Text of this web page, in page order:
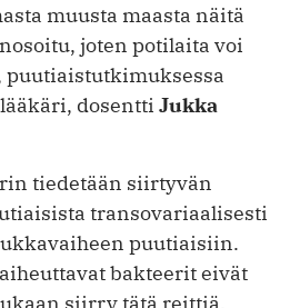
muusta maasta näitä
joten potilaita voi
puutiaistutkimuksessa
dosentti Jukka
tiedetään siirtyvän
transovariaalisesti
puutiaisiin.
bakteerit eivät